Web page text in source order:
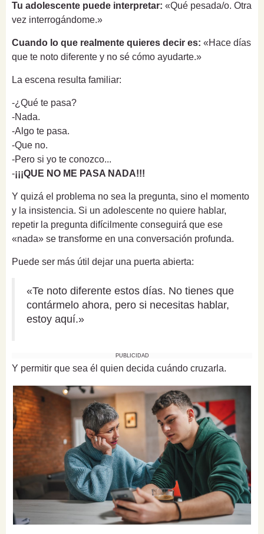
Tu adolescente puede interpretar: «Qué pesada/o. Otra
vez interrogándome.»
Cuando lo que realmente quieres decir es: «Hace días
que te noto diferente y no sé cómo ayudarte.»
La escena resulta familiar:
-¿Qué te pasa?
-Nada.
-Algo te pasa.
-Que no.
-Pero si yo te conozco...
-¡¡¡QUE NO ME PASA NADA!!!
Y quizá el problema no sea la pregunta, sino el momento
y la insistencia. Si un adolescente no quiere hablar,
repetir la pregunta difícilmente conseguirá que ese
«nada» se transforme en una conversación profunda.
Puede ser más útil dejar una puerta abierta:
«Te noto diferente estos días. No tienes que
contármelo ahora, pero si necesitas hablar,
estoy aquí.»
PUBLICIDAD
Y permitir que sea él quien decida cuándo cruzarla.